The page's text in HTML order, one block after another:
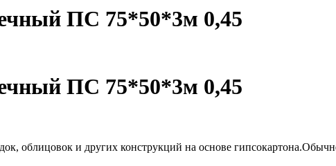
ПС 75*50*3м 0,45
ПС 75*50*3м 0,45
облицовок и других конструкций на основе